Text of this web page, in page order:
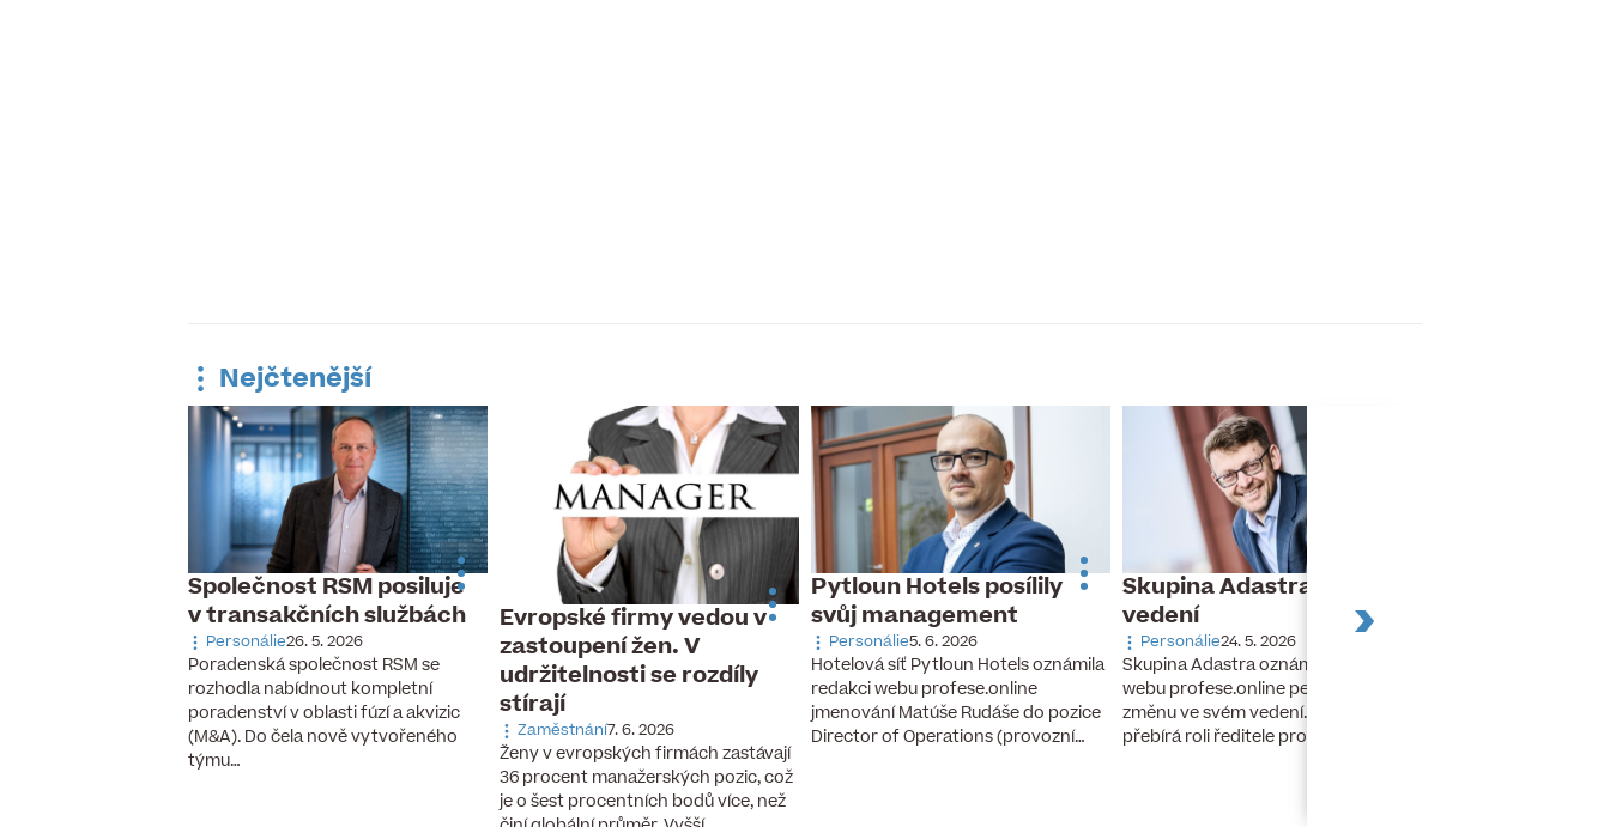
Nejčtenější
Společnost RSM posiluje
v transakčních službách
Personálie26. 5. 2026
Poradenská společnost RSM se
rozhodla nabídnout kompletní
poradenství v oblasti fúzí a akvizic
(M&A). Do čela nově vytvořeného
týmu…
Evropské firmy vedou v
zastoupení žen. V
udržitelnosti se rozdíly
stírají
Zaměstnání7. 6. 2026
Ženy v evropských firmách zastávají
36 procent manažerských pozic, což
je o šest procentních bodů více, než
Pytloun Hotels posílily
svůj management
Personálie5. 6. 2026
Hotelová síť Pytloun Hotels oznámila
redakci webu profese.online
jmenování Matúše Rudáše do pozice
Director of Operations (provozní…
Skupina Adastra mění své
vedení
Personálie24. 5. 2026
Skupina Adastra oznámila redakci
webu profese.online personální
změnu ve svém vedení. Petr Zelenka
přebírá roli ředitele pro umělou…